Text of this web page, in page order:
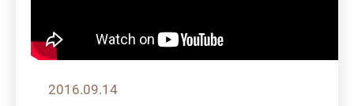
2016.09.14